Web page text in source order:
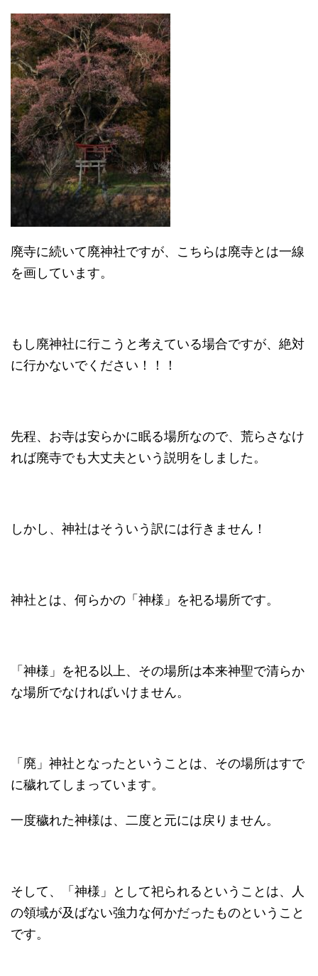
廃寺に続いて廃神社ですが、こちらは廃寺とは一線
を画しています。
もし廃神社に行こうと考えている場合ですが、絶対
に行かないでください！！！
先程、お寺は安らかに眠る場所なので、荒らさなけ
れば廃寺でも大丈夫という説明をしました。
しかし、神社はそういう訳には行きません！
神社とは、何らかの「神様」を祀る場所です。
「神様」を祀る以上、その場所は本来神聖で清らか
な場所でなければいけません。
「廃」神社となったということは、その場所はすで
に穢れてしまっています。
一度穢れた神様は、二度と元には戻りません。
そして、「神様」として祀られるということは、人
の領域が及ばない強力な何かだったものということ
です。